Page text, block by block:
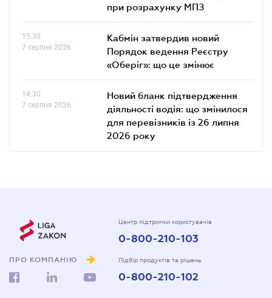
при розрахунку МПЗ
15.30
7 серпня 2026
Кабмін затвердив новий
Порядок ведення Реєстру
«Оберіг»: що це змінює
14.30
7 серпня 2026
Новий бланк підтвердження
діяльності водія: що змінилося
для перевізників із 26 липня
2026 року
ПРО КОМПАНІЮ
Центр підтримки користувачів
0-800-210-103
Підбір продуктів та рішень
0-800-210-102